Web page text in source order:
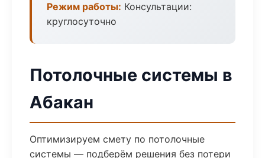
Режим работы: Консультации:
круглосуточно
Потолочные системы в
Абакан
Оптимизируем смету по потолочные
системы — подберём решения без потери